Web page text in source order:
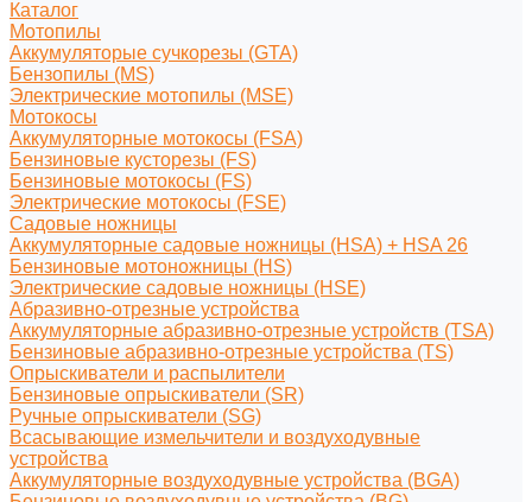
Каталог
Мотопилы
Аккумуляторые сучкорезы (GTA)
Бензопилы (MS)
Электрические мотопилы (MSE)
Мотокосы
Аккумуляторные мотокосы (FSA)
Бензиновые кусторезы (FS)
Бензиновые мотокосы (FS)
Электрические мотокосы (FSE)
Садовые ножницы
Аккумуляторные садовые ножницы (HSA) + HSA 26
Бензиновые мотоножницы (HS)
Электрические садовые ножницы (HSE)
Абразивно-отрезные устройства
Аккумуляторные абразивно-отрезные устройств (TSA)
Бензиновые абразивно-отрезные устройства (TS)
Опрыскиватели и распылители
Бензиновые опрыскиватели (SR)
Ручные опрыскиватели (SG)
Всасывающие измельчители и воздуходувные
устройства
Аккумуляторные воздуходувные устройства (BGA)